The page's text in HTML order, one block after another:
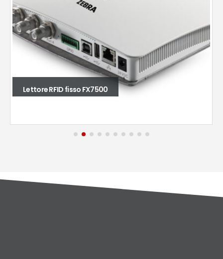
Lettore RFID fisso FX7500